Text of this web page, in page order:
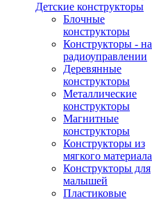
Детские конструкторы
Блочные
конструкторы
Конструкторы - на
радиоуправлении
Деревянные
конструкторы
Металлические
конструкторы
Магнитные
конструкторы
Конструкторы из
мягкого материала
Конструкторы для
малышей
Пластиковые